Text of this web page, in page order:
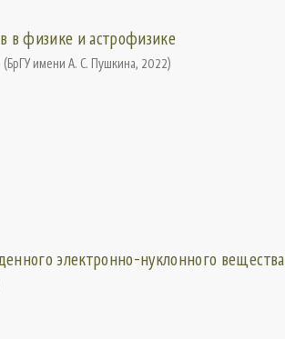
в физике и астрофизике
(БрГУ имени А. С. Пушкина, 2022)
электронно-нуклонного вещества